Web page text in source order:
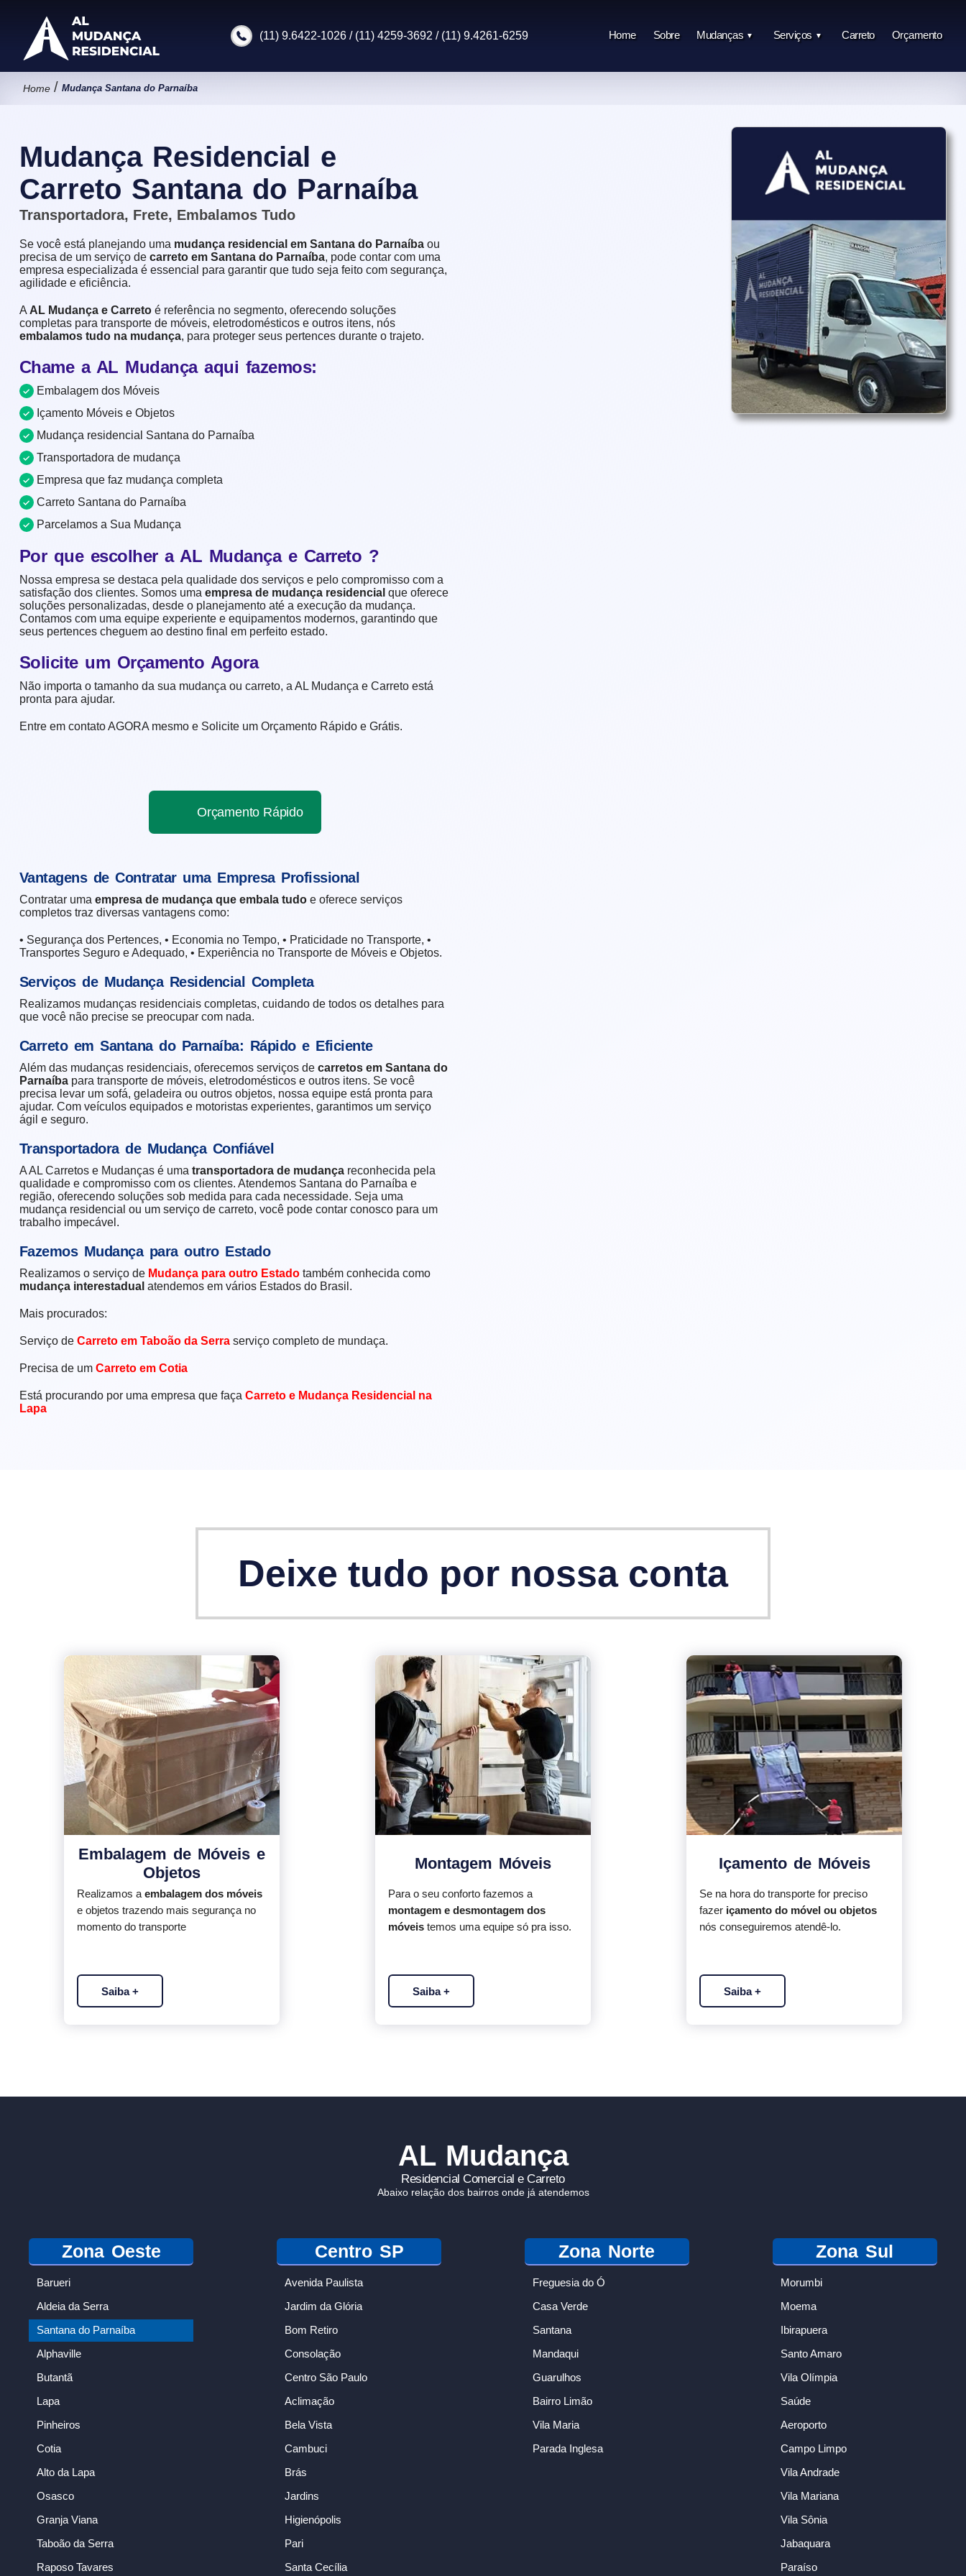
(11) 9.6422-1026 / (11) 4259-3692 / (11) 9.4261-6259 Home Sobre Mudanças ▼ Serviços ▼ Carreto Orçamento
Home / Mudança Santana do Parnaíba
Mudança Residencial e
Carreto Santana do Parnaíba
Transportadora, Frete, Embalamos Tudo
Se você está planejando uma mudança residencial em Santana do Parnaíbaou
precisa de um serviço de carreto em Santana do Parnaíba, pode contar com uma
empresa especializada é essencial para garantir que tudo seja feito com segurança,
agilidade e eficiência.
AAL Mudança e Carretoé referência no segmento, oferecendo soluções
completas para transporte de móveis, eletrodomésticos e outros itens, nós
embalamos tudo na mudança, para proteger seus pertences durante o trajeto.
Chame a AL Mudança aqui fazemos:
Embalagem dos Móveis
Içamento Móveis e Objetos
Mudança residencial Santana do Parnaíba
Transportadora de mudança
Empresa que faz mudança completa
Carreto Santana do Parnaíba
Parcelamos a Sua Mudança
Por que escolher a AL Mudança e Carreto ?
Nossa empresa se destaca pela qualidade dos serviços e pelo compromisso com a
satisfação dos clientes. Somos uma empresa de mudança residencial que oferece
soluções personalizadas, desde o planejamento até a execução da mudança.
Contamos com uma equipe experiente e equipamentos modernos, garantindo que
seus pertences cheguem ao destino final em perfeito estado.
Solicite um Orçamento Agora
Não importa o tamanho da sua mudança ou carreto, a AL Mudança e Carreto está
pronta para ajudar.
Entre em contato AGORA mesmo e Solicite um Orçamento Rápido e Grátis.
Orçamento Rápido
Vantagens de Contratar uma Empresa Profissional
Contratar uma empresa de mudança que embala tudoe oferece serviços
completos traz diversas vantagens como:
• Segurança dos Pertences, • Economia no Tempo, • Praticidade no Transporte, •
Transportes Seguro e Adequado, • Experiência no Transporte de Móveis e Objetos.
Serviços de Mudança Residencial Completa
Realizamos mudanças residenciais completas, cuidando de todos os detalhes para
que você não precise se preocupar com nada.
Carreto em Santana do Parnaíba: Rápido e Eficiente
Além das mudanças residenciais, oferecemos serviços de carretos em Santana do
Parnaíbapara transporte de móveis, eletrodomésticos e outros itens. Se você
precisa levar um sofá, geladeira ou outros objetos, nossa equipe está pronta para
ajudar. Com veículos equipados e motoristas experientes, garantimos um serviço
ágil e seguro.
Transportadora de Mudança Confiável
A AL Carretos e Mudanças é uma transportadora de mudançareconhecida pela
qualidade e compromisso com os clientes. Atendemos Santana do Parnaíba e
região, oferecendo soluções sob medida para cada necessidade. Seja uma
mudança residencial ou um serviço de carreto, você pode contar conosco para um
trabalho impecável.
Fazemos Mudança para outro Estado
Realizamos o serviço de Mudança para outro Estadotambém conhecida como
mudança interestadual atendemos em vários Estados do Brasil.
Mais procurados:
Serviço de Carreto em Taboão da Serraserviço completo de mundaça.
Precisa de um Carreto em Cotia
Está procurando por uma empresa que faça Carreto e Mudança Residencial na
Lapa
Deixe tudo por nossa conta
Embalagem de Móveis e
Objetos
Realizamos a embalagem dos móveis
e objetos trazendo mais segurança no
momento do transporte
Saiba +
Montagem Móveis
Para o seu conforto fazemos a
montagem e desmontagem dos
móveistemos uma equipe só pra isso.
Saiba +
Içamento de Móveis
Se na hora do transporte for preciso
fazer içamento do móvel ou objetos
nós conseguiremos atendê-lo.
Saiba +
AL Mudança
Residencial Comercial e Carreto
Abaixo relação dos bairros onde já atendemos
Zona Oeste
Barueri
Aldeia da Serra
Santana do Parnaíba
Alphaville
Butantã
Lapa
Pinheiros
Cotia
Alto da Lapa
Osasco
Granja Viana
Taboão da Serra
Raposo Tavares
Centro SP
Avenida Paulista
Jardim da Glória
Bom Retiro
Consolação
Centro São Paulo
Aclimação
Bela Vista
Cambuci
Brás
Jardins
Higienópolis
Pari
Santa Cecília
Zona Norte
Freguesia do Ó
Casa Verde
Santana
Mandaqui
Guarulhos
Bairro Limão
Vila Maria
Parada Inglesa
Zona Sul
Morumbi
Moema
Ibirapuera
Santo Amaro
Vila Olímpia
Saúde
Aeroporto
Campo Limpo
Vila Andrade
Vila Mariana
Vila Sônia
Jabaquara
Paraíso